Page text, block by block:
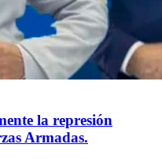
la represión
Armadas.